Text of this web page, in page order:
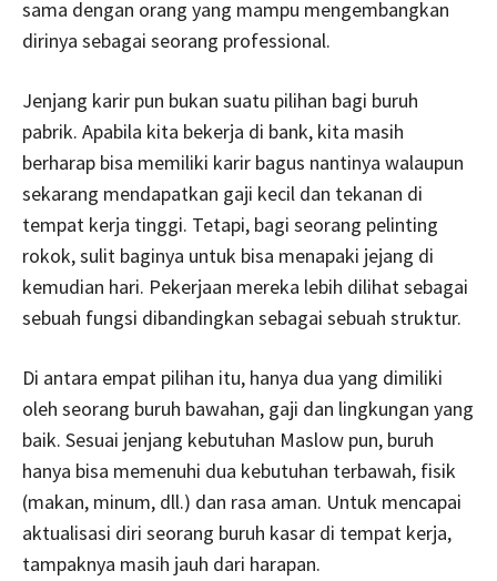
sama dengan orang yang mampu mengembangkan
dirinya sebagai seorang professional.
Jenjang karir pun bukan suatu pilihan bagi buruh
pabrik. Apabila kita bekerja di bank, kita masih
berharap bisa memiliki karir bagus nantinya walaupun
sekarang mendapatkan gaji kecil dan tekanan di
tempat kerja tinggi. Tetapi, bagi seorang pelinting
rokok, sulit baginya untuk bisa menapaki jejang di
kemudian hari. Pekerjaan mereka lebih dilihat sebagai
sebuah fungsi dibandingkan sebagai sebuah struktur.
Di antara empat pilihan itu, hanya dua yang dimiliki
oleh seorang buruh bawahan, gaji dan lingkungan yang
baik. Sesuai jenjang kebutuhan Maslow pun, buruh
hanya bisa memenuhi dua kebutuhan terbawah, fisik
(makan, minum, dll.) dan rasa aman. Untuk mencapai
aktualisasi diri seorang buruh kasar di tempat kerja,
tampaknya masih jauh dari harapan.